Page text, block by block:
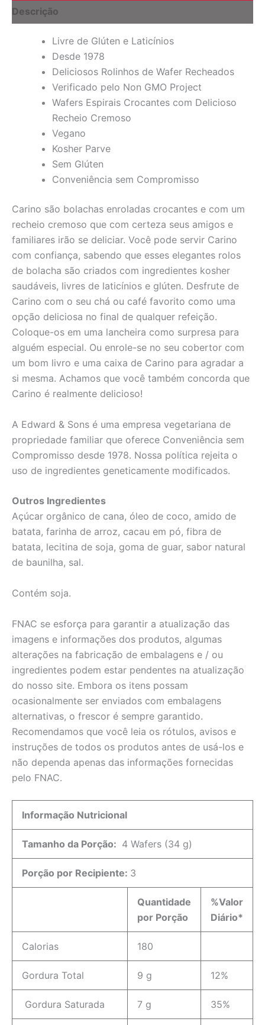
3,5
oz
quantidade
Descrição
Livre de Glúten e Laticínios
Desde 1978
Deliciosos Rolinhos de Wafer Recheados
Verificado pelo Non GMO Project
Wafers Espirais Crocantes com Delicioso
Recheio Cremoso
Vegano
Kosher Parve
Sem Glúten
Conveniência sem Compromisso
Carino são bolachas enroladas crocantes e com um
recheio cremoso que com certeza seus amigos e
familiares irão se deliciar. Você pode servir Carino
com confiança, sabendo que esses elegantes rolos
de bolacha são criados com ingredientes kosher
saudáveis, livres de laticínios e glúten. Desfrute de
Carino com o seu chá ou café favorito como uma
opção deliciosa no final de qualquer refeição.
Coloque-os em uma lancheira como surpresa para
alguém especial. Ou enrole-se no seu cobertor com
um bom livro e uma caixa de Carino para agradar a
si mesma. Achamos que você também concorda que
Carino é realmente delicioso!
A Edward & Sons é uma empresa vegetariana de
propriedade familiar que oferece Conveniência sem
Compromisso desde 1978. Nossa política rejeita o
uso de ingredientes geneticamente modificados.
Outros Ingredientes
Açúcar orgânico de cana, óleo de coco, amido de
batata, farinha de arroz, cacau em pó, fibra de
batata, lecitina de soja, goma de guar, sabor natural
de baunilha, sal.
Contém soja.
FNAC se esforça para garantir a atualização das
imagens e informações dos produtos, algumas
alterações na fabricação de embalagens e / ou
ingredientes podem estar pendentes na atualização
do nosso site. Embora os itens possam
ocasionalmente ser enviados com embalagens
alternativas, o frescor é sempre garantido.
Recomendamos que você leia os rótulos, avisos e
instruções de todos os produtos antes de usá-los e
não dependa apenas das informações fornecidas
pelo FNAC.
Informação Nutricional
Tamanho da Porção: 4 Wafers (34 g)
Porção por Recipiente: 3
Quantidade
por Porção
%Valor
Diário*
Calorias 180
Gordura Total 9 g 12%
Gordura Saturada 7 g 35%